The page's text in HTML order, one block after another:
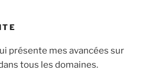
présente mes avancées sur
tous les domaines.